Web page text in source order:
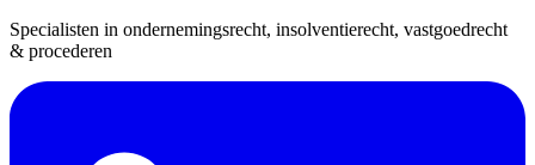
Specialisten in ondernemingsrecht, insolventierecht, vastgoedrecht
& procederen